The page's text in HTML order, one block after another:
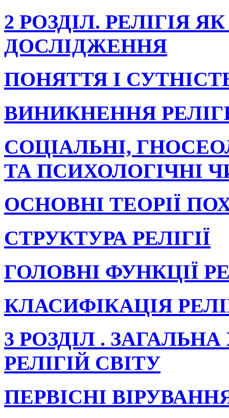
2 РОЗДІЛ. РЕЛІГІЯ
ДОСЛІДЖЕННЯ
ПОНЯТТЯ І СУТНІСТЬ
ВИНИКНЕННЯ
СОЦІАЛЬНІ,
ТА ПСИХОЛОГІЧНІ
ОСНОВНІ ТЕОРІЇ
СТРУКТУРА РЕЛІГІЇ
ГОЛОВНІ ФУНКЦІЇ
КЛАСИФІКАЦІЯ
3 РОЗДІЛ .
РЕЛІГІЙ СВІТУ
ПЕРВІСНІ